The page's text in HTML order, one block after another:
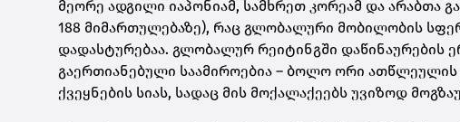
მეორე ადგილი იაპონიამ, სამხრეთ კორეამ და არაბთა
188 მიმართულებაზე), რაც გლობალური მობილობის
დადასტურებაა. გლობალურ რეიტინგში
გაერთიანებული საამიროებია – ბოლო ორი ათწლეულის
ქვეყნების სიას, სადაც მის მოქალაქეებს უვიზოდ